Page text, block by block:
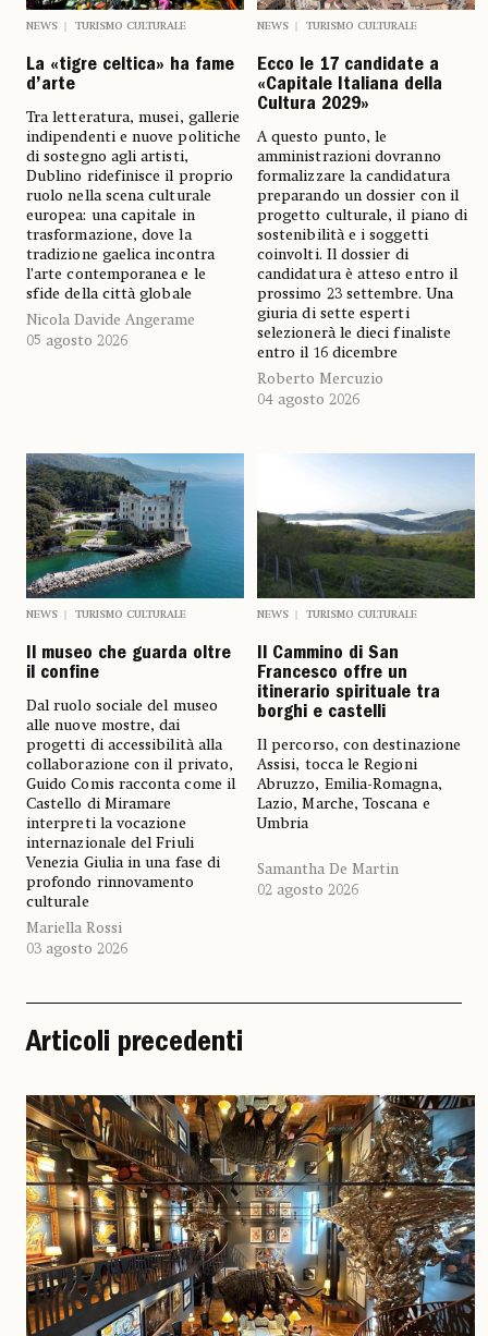
NEWS TURISMO CULTURALE
La «tigre celtica» ha fame
d’arte
Tra letteratura, musei, gallerie
indipendenti e nuove politiche
di sostegno agli artisti,
Dublino ridefinisce il proprio
ruolo nella scena culturale
europea: una capitale in
trasformazione, dove la
tradizione gaelica incontra
l’arte contemporanea e le
sfide della città globale
Nicola Davide Angerame
05 agosto 2026
NEWS TURISMO CULTURALE
Ecco le 17 candidate a
«Capitale Italiana della
Cultura 2029»
A questo punto, le
amministrazioni dovranno
formalizzare la candidatura
preparando un dossier con il
progetto culturale, il piano di
sostenibilità e i soggetti
coinvolti. Il dossier di
candidatura è atteso entro il
prossimo 23 settembre. Una
giuria di sette esperti
selezionerà le dieci finaliste
entro il 16 dicembre
Roberto Mercuzio
04 agosto 2026
NEWS TURISMO CULTURALE
Il museo che guarda oltre
il confine
Dal ruolo sociale del museo
alle nuove mostre, dai
progetti di accessibilità alla
collaborazione con il privato,
Guido Comis racconta come il
Castello di Miramare
interpreti la vocazione
internazionale del Friuli
Venezia Giulia in una fase di
profondo rinnovamento
culturale
Mariella Rossi
03 agosto 2026
NEWS TURISMO CULTURALE
Il Cammino di San
Francesco offre un
itinerario spirituale tra
borghi e castelli
Il percorso, con destinazione
Assisi, tocca le Regioni
Abruzzo, Emilia-Romagna,
Lazio, Marche, Toscana e
Umbria
Samantha De Martin
02 agosto 2026
Articoli precedenti